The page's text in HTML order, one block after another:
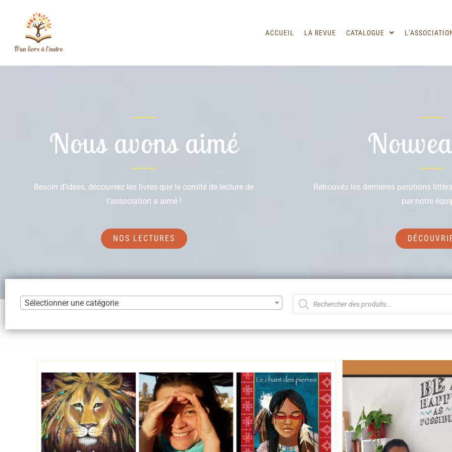
ACCUEIL LA REVUE CATALOGUE
Nous avons aimé
Besoin d’idées, découvrez les livres que le comité de lecture de
l’association a aimé !
NOS LECTURES
Retrouvez les dernières parutions
par notre
Sélectionner une catégorie